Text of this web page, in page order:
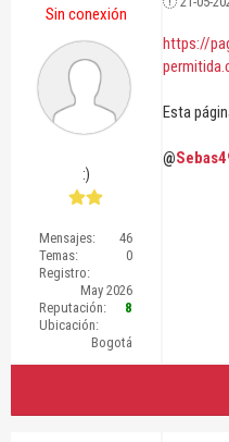
Sin conexión
:)
Mensajes:
46
Temas:
0
Registro:
May 2026
Reputación:
8
Ubicación:
Bogotá
https://
Esta
@